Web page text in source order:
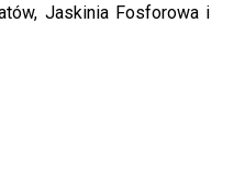
Jaskinia Fosforowa i